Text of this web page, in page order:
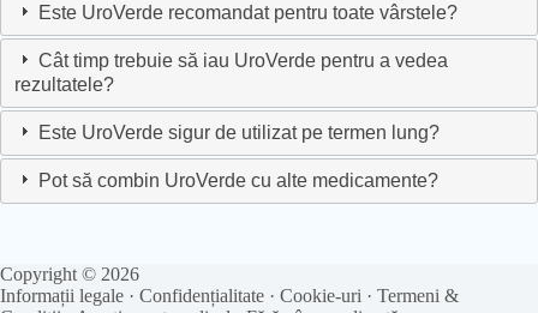
Este UroVerde recomandat pentru toate vârstele?
Cât timp trebuie să iau UroVerde pentru a vedea
rezultatele?
Este UroVerde sigur de utilizat pe termen lung?
Pot să combin UroVerde cu alte medicamente?
Copyright © 2026
Informații legale · Confidențialitate · Cookie-uri · Termeni &